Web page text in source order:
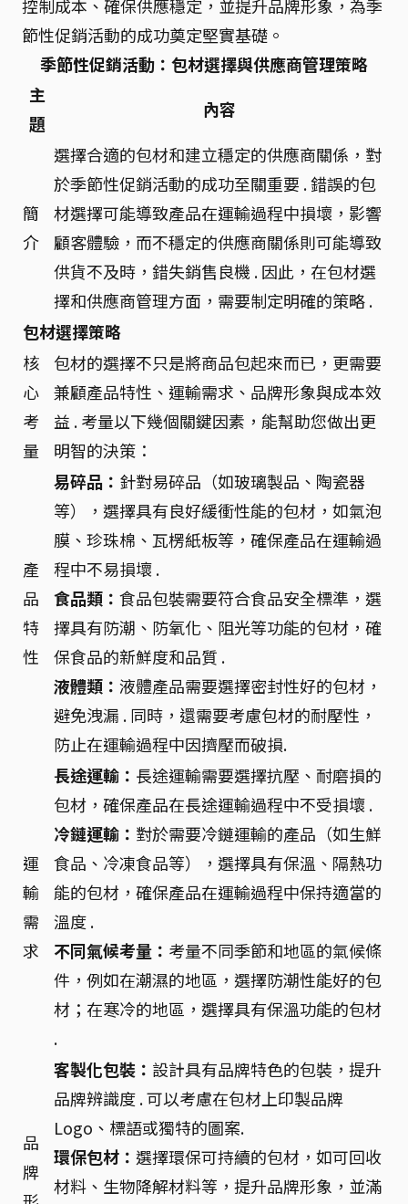
控制成本、確保供應穩定，並提升品牌形象，為季
節性促銷活動的成功奠定堅實基礎。
季節性促銷活動：包材選擇與供應商管理策略
主
題
內容
簡
介
選擇合適的包材和建立穩定的供應商關係，對
於季節性促銷活動的成功至關重要 . 錯誤的包
材選擇可能導致產品在運輸過程中損壞，影響
顧客體驗，而不穩定的供應商關係則可能導致
供貨不及時，錯失銷售良機 . 因此，在包材選
擇和供應商管理方面，需要制定明確的策略 .
包材選擇策略
核
心
考
量
包材的選擇不只是將商品包起來而已，更需要
兼顧產品特性、運輸需求、品牌形象與成本效
益 . 考量以下幾個關鍵因素，能幫助您做出更
明智的決策：
產
品
特
性
易碎品： 針對易碎品（如玻璃製品、陶瓷器
等），選擇具有良好緩衝性能的包材，如氣泡
膜、珍珠棉、瓦楞紙板等，確保產品在運輸過
程中不易損壞 .
食品類： 食品包裝需要符合食品安全標準，選
擇具有防潮、防氧化、阻光等功能的包材，確
保食品的新鮮度和品質 .
液體類： 液體產品需要選擇密封性好的包材，
避免洩漏 . 同時，還需要考慮包材的耐壓性，
防止在運輸過程中因擠壓而破損.
運
輸
需
求
長途運輸： 長途運輸需要選擇抗壓、耐磨損的
包材，確保產品在長途運輸過程中不受損壞 .
冷鏈運輸： 對於需要冷鏈運輸的產品（如生鮮
食品、冷凍食品等），選擇具有保溫、隔熱功
能的包材，確保產品在運輸過程中保持適當的
溫度 .
不同氣候考量： 考量不同季節和地區的氣候條
件，例如在潮濕的地區，選擇防潮性能好的包
材；在寒冷的地區，選擇具有保溫功能的包材
.
品
牌
客製化包裝： 設計具有品牌特色的包裝，提升
品牌辨識度 . 可以考慮在包材上印製品牌
Logo、標語或獨特的圖案.
環保包材： 選擇環保可持續的包材，如可回收
材料、生物降解材料等，提升品牌形象，並滿